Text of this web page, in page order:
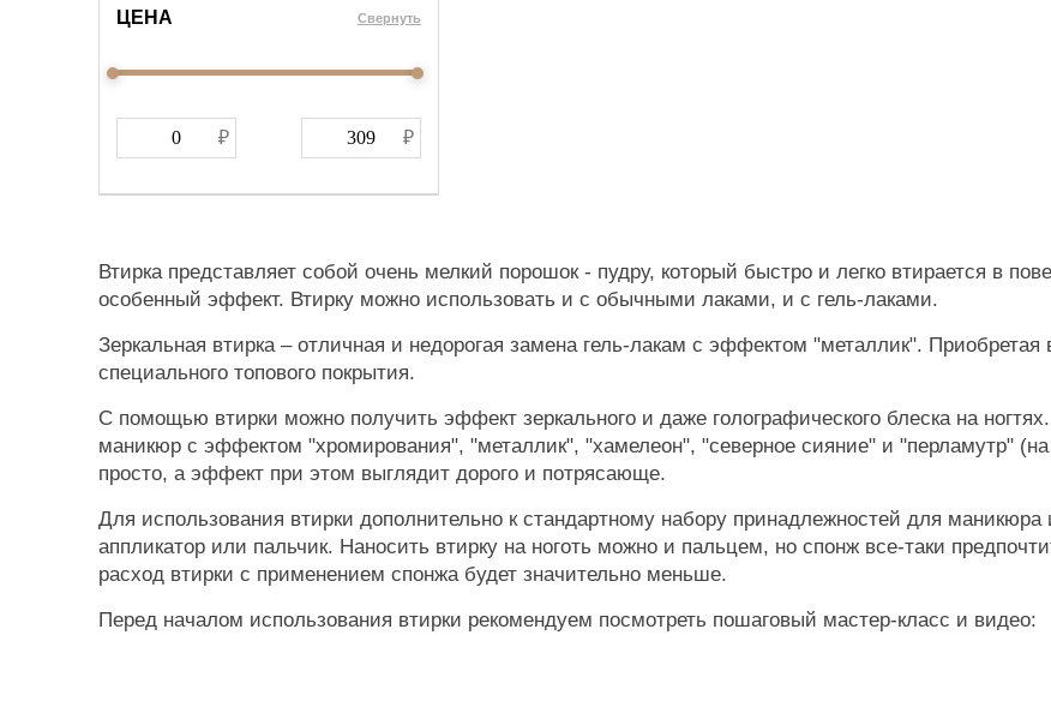
ЦЕНА Cвернуть
Втирка представляет собой очень мелкий порошок - пудру, который быстро и легко втирается в
особенный эффект. Втирку можно использовать и с обычными лаками, и с гель-лаками.
Зеркальная втирка – отличная и недорогая замена гель-лакам с эффектом "металлик". Приобретая
специального топового покрытия.
С помощью втирки можно получить эффект зеркального и даже голографического блеска на
маникюр с эффектом "хромирования", "металлик", "хамелеон", "северное сияние" и "перламутр"
просто, а эффект при этом выглядит дорого и потрясающе.
Для использования втирки дополнительно к стандартному набору принадлежностей для
аппликатор или пальчик. Наносить втирку на ноготь можно и пальцем, но спонж все-таки
расход втирки с применением спонжа будет значительно меньше.
Перед началом использования втирки рекомендуем посмотреть пошаговый мастер-класс и видео: